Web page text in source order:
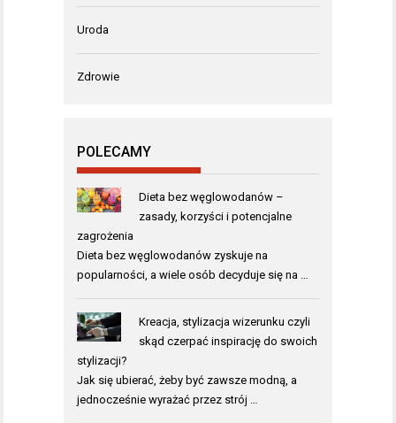
Uroda
Zdrowie
POLECAMY
Dieta bez węglowodanów –
zasady, korzyści i potencjalne
zagrożenia
Dieta bez węglowodanów zyskuje na
popularności, a wiele osób decyduje się na …
Kreacja, stylizacja wizerunku czyli
skąd czerpać inspirację do swoich
stylizacji?
Jak się ubierać, żeby być zawsze modną, a
jednocześnie wyrażać przez strój …